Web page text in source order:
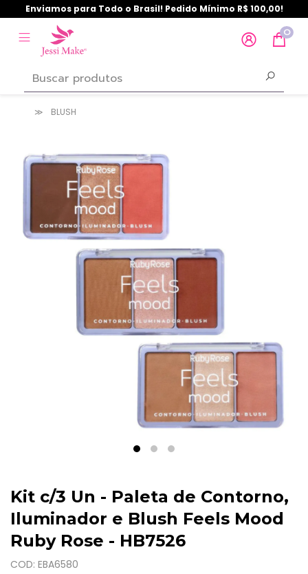
Enviamos para Todo o Brasil! Pedido Mínimo R$ 100,00!
0
BLUSH
Kit c/3 Un - Paleta de Contorno,
Iluminador e Blush Feels Mood
Ruby Rose - HB7526
COD: EBA6580